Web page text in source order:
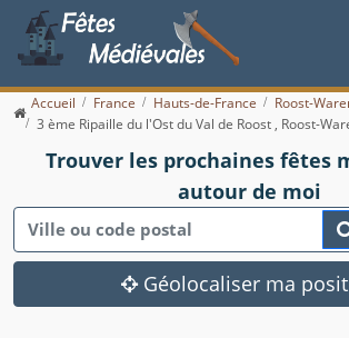
Accueil France Hauts-de-France
Roost-
3 ème Ripaille du l'Ost du Val de Roost , Roost-
Trouver les prochaines fêtes
autour de moi
Géolocaliser ma